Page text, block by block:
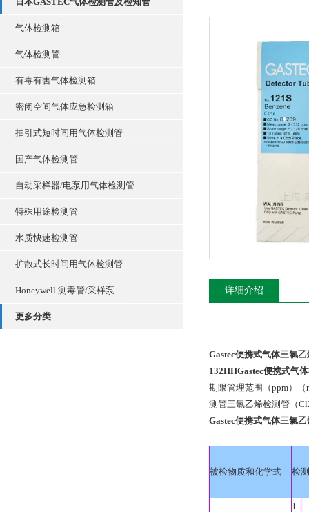
气体检测箱
气体检测管
有毒有害气体检测箱
密闭空间气体应急检测箱
抽引式短时间用气体检测管
国产气体检测管
自动采样器/电泵用气体检测管
特殊用途检测管
水质快速检测管
扩散式长时间用气体检测管
Honeywell 测毒管/采样泵
更多分类
详细介绍
Gastec便携式气体三氯
132HHGastec便携式气
期限管理范围（ppm）
测管三氯乙烯检测管（
Gastec便携式气体三氯
被检物质和化学式 检
1